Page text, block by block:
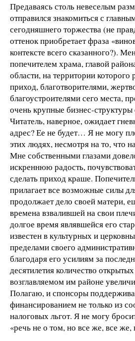
Предаваясь столь невеселым
отправился знакомиться с
сегодняшнего торжества (не
оттенок приобретает фраза
контексте всего сказанного?).
попечителем храма, главой
области, на территории которого
приход, благотворителями,
благоустроителями сего места,
очень крупные бизнес-
Читатель, наверное, ожидает
адрес? Ее не будет… Я не могу
этих людях, несмотря на то, что
Мне собственными глазами
искреннюю радость,
сделать приход краше.
прилагает все возможные силы
продолжает дело своей матери,
времена взвалившей на свои
долгое время являвшейся его
известен в культурных и
пределами своего
благодаря его усилиям за
десятилетия количество
возглавляемом им районе
Полагаю, и спонсоры
финансированием не только из
налоговых льгот. Я не могу
«речь не о том, но все же, все